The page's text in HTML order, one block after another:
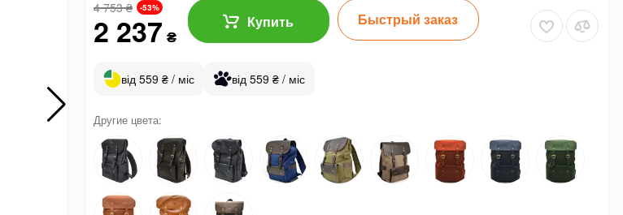
4 753₴ -53%
2 237 ₴
Купить Быстрый заказ
від 559 ₴ / міс від 559 ₴ / міс
Другие цвета: